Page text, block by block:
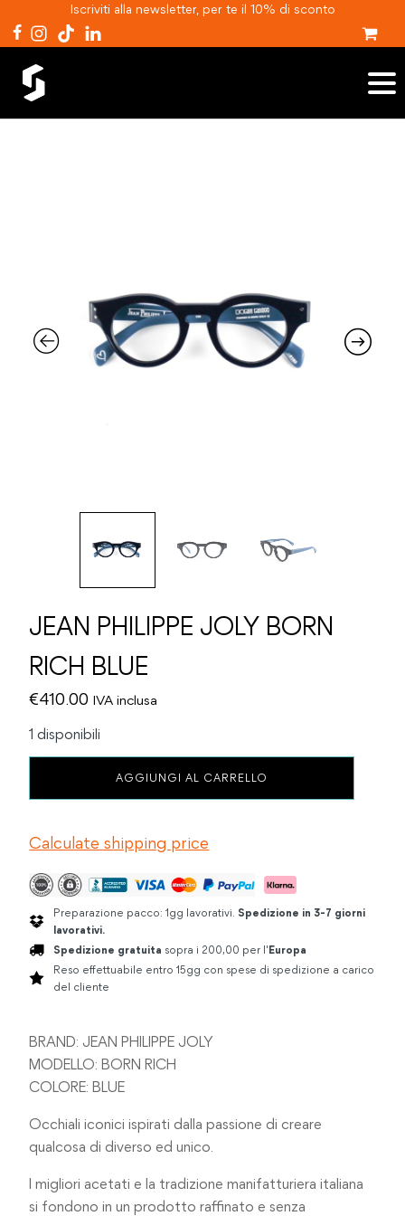
Iscriviti alla newsletter, per te il 10% di sconto
JEAN PHILIPPE JOLY BORN
RICH BLUE
€410.00 IVA inclusa
1 disponibili
RICH
quantità
AGGIUNGI AL CARRELLO
Calculate shipping price
Preparazione pacco: 1gg lavorativi. Spedizione in 3-7 giorni
lavorativi.
Spedizione gratuita sopra i 200,00 per l'Europa
Reso effettuabile entro 15gg con spese di spedizione a carico
del cliente
BRAND: JEAN PHILIPPE JOLY
MODELLO: BORN RICH
COLORE: BLUE
Occhiali iconici ispirati dalla passione di creare
qualcosa di diverso ed unico.
I migliori acetati e la tradizione manifatturiera italiana
si fondono in un prodotto raffinato e senza